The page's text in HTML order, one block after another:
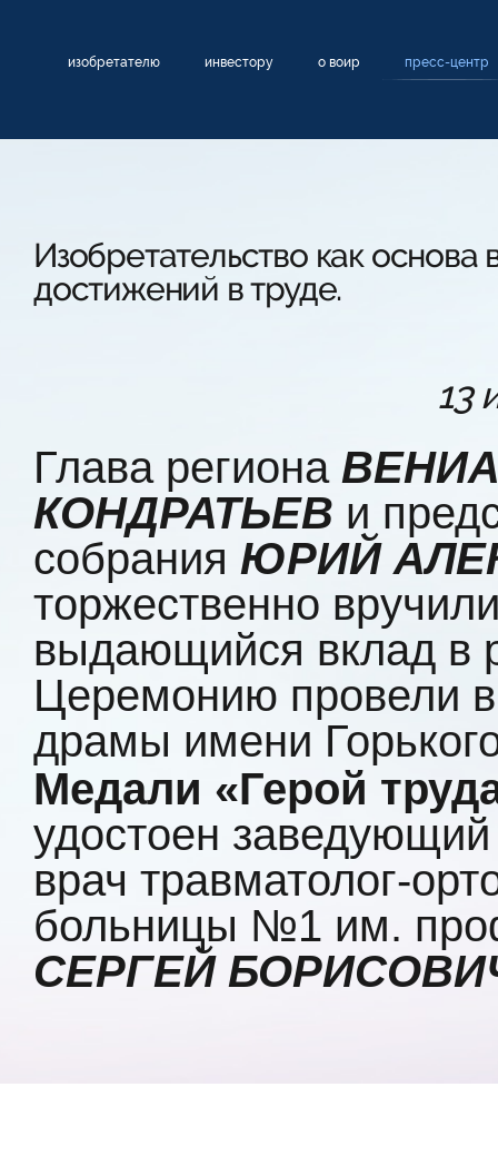
изобретателю инвестору о воир пресс-центр
Изобретательство как
достижений в труде.
13
Глава региона
КОНДРАТЬЕВ и
собрания ЮРИЙ
торжественно
выдающийся вклад в
Церемонию провели в
драмы имени
Медали «Герой
удостоен
врач травматолог-
больницы №1 им.
СЕРГЕЙ